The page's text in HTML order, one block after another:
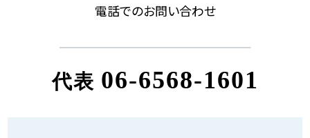
電話でのお問い合わせ
代表 06-6568-1601